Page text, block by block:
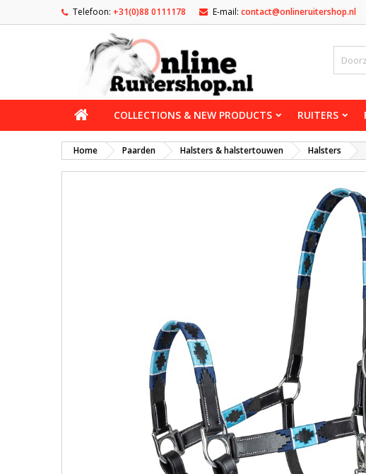
Telefoon: +31(0)88 0111178 E-mail: contact@onlineruitershop.nl
COLLECTIONS & NEW PRODUCTS RUITERS
Home Paarden Halsters & halstertouwen Halsters